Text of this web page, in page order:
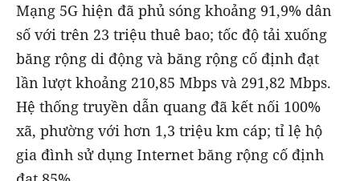
Mạng 5G hiện đã phủ sóng khoảng 91,9% dân
số với trên 23 triệu thuê bao; tốc độ tải xuống
băng rộng di động và băng rộng cố định đạt
lần lượt khoảng 210,85 Mbps và 291,82 Mbps.
Hệ thống truyền dẫn quang đã kết nối 100%
xã, phường với hơn 1,3 triệu km cáp; tỉ lệ hộ
gia đình sử dụng Internet băng rộng cố định